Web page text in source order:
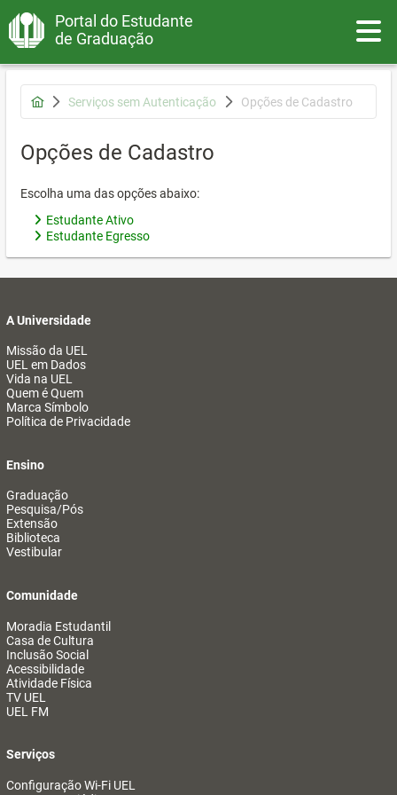
Portal do Estudante
de Graduação
Serviços sem Autenticação Opções de Cadastro
Opções de Cadastro
Escolha uma das opções abaixo:
Estudante Ativo
Estudante Egresso
A Universidade
Missão da UEL
UEL em Dados
Vida na UEL
Quem é Quem
Marca Símbolo
Política de Privacidade
Ensino
Graduação
Pesquisa/Pós
Extensão
Biblioteca
Vestibular
Comunidade
Moradia Estudantil
Casa de Cultura
Inclusão Social
Acessibilidade
Atividade Física
TV UEL
UEL FM
Serviços
Configuração Wi-Fi UEL